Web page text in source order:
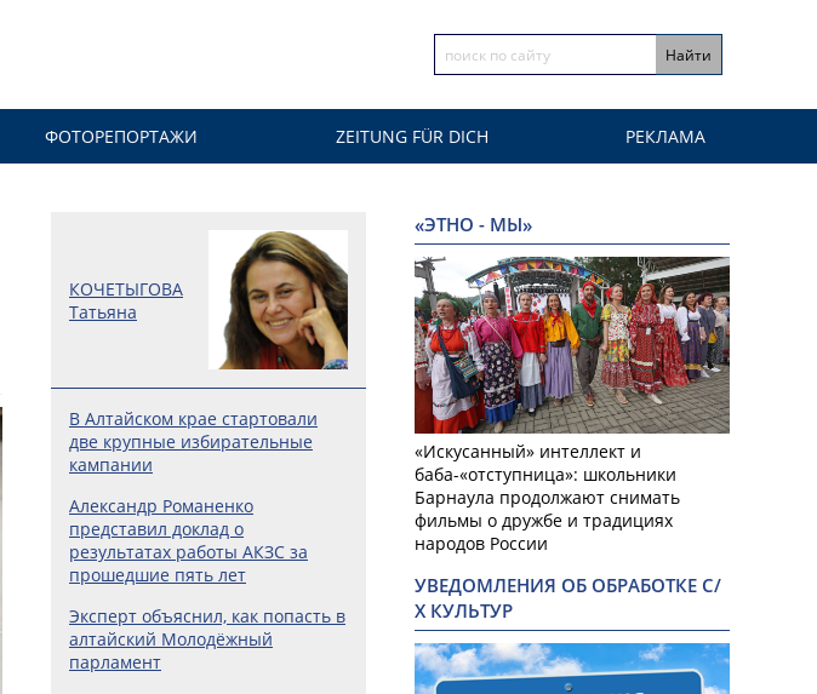
ФОТОРЕПОРТАЖИ ZEITUNG FÜR DICH РЕКЛАМА
КОЧЕТЫГОВА
Татьяна
В Алтайском крае стартовали
две крупные избирательные
кампании
Александр Романенко
представил доклад о
результатах работы АКЗС за
прошедшие пять лет
Эксперт объяснил, как попасть в
алтайский Молодёжный
парламент
«ЭТНО - МЫ»
«Искусанный» интеллект и
баба-«отступница»: школьники
Барнаула продолжают снимать
фильмы о дружбе и традициях
народов России
УВЕДОМЛЕНИЯ ОБ ОБРАБОТКЕ С/
Х КУЛЬТУР